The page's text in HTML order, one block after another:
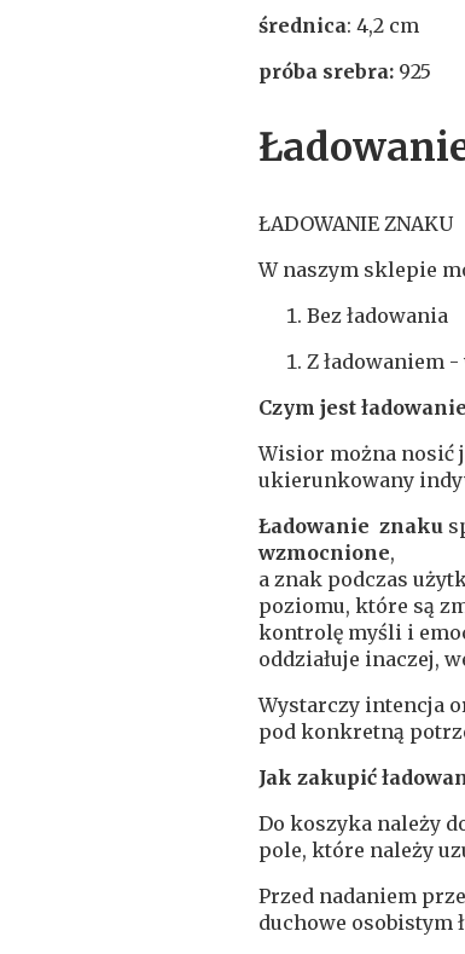
średnica: 4,2 cm
próba srebra: 925
ŁADOWANIE ZNAKU
W naszym sklepie
Bez ładowania
Z ładowaniem
Czym jest ładowanie
Wisior można nosić
ukierunkowany
Ładowanie znaku
wzmocnione,
a znak podczas
poziomu, które są
kontrolę myśli i
oddziałuje inaczej,
Wystarczy intencja
pod konkretną
Jak zakupić
Do koszyka należy
pole, które należy
Przed nadaniem
duchowe osobistym